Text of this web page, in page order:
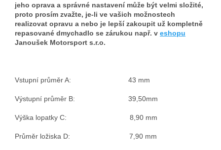
jeho oprava a správné nastavení může být velmi složité,
proto prosím zvažte, je-li ve vašich možnostech
realizovat opravu a nebo je lepší zakoupit už kompletně
repasované dmychadlo se zárukou např. v eshopu
Janoušek Motorsport s.r.o.
Vstupní průměr A: 43 mm
Výstupní průměr B: 39,50mm
Výška lopatky C: 8,90 mm
Průměr ložiska D: 7,90 mm